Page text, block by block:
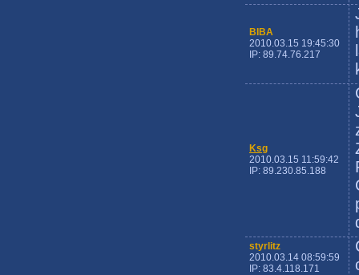
BIBA
2010.03.15 19:45:30
IP: 89.74.76.217
Ksg
2010.03.15 11:59:42
IP: 89.230.85.188
styrlitz
2010.03.14 08:59:59
IP: 83.4.118.171